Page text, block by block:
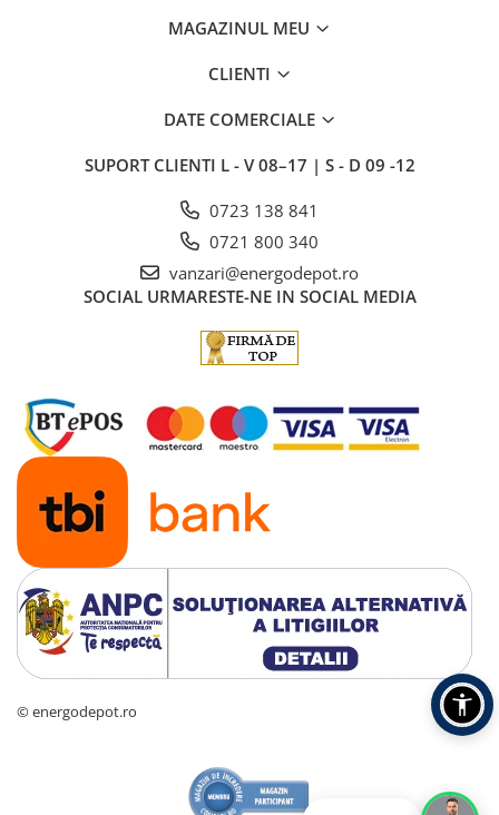
MAGAZINUL MEU
CLIENTI
DATE COMERCIALE
SUPORT CLIENTI L - V 08–17 | S - D 09 -12
0723 138 841
0721 800 340
vanzari@energodepot.ro
SOCIAL URMARESTE-NE IN SOCIAL MEDIA
© energodepot.ro